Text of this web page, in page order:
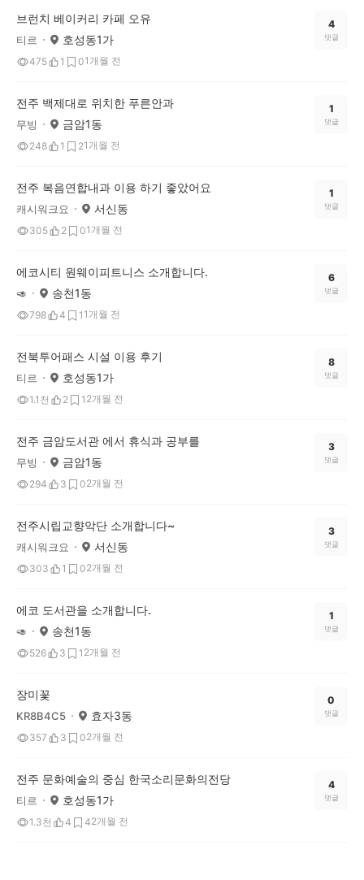
브런치 베이커리 카페 오유
티르 호성동1가
475 1 01개월 전
4
댓글
전주 백제대로 위치한 푸른안과
무빙 금암1동
248 1 21개월 전
1
댓글
전주 복음연합내과 이용 하기 좋았어요
캐시워크요 서신동
305 2 01개월 전
1
댓글
에코시티 원웨이피트니스 소개합니다.
🥑 송천1동
798 4 1 1개월 전
6
댓글
전북투어패스 시설 이용 후기
티르 호성동1가
1.1천 2 1 2개월 전
8
댓글
전주 금암도서관 에서 휴식과 공부를
무빙 금암1동
294 3 02개월 전
3
댓글
전주시립교향악단 소개합니다~
캐시워크요 서신동
303 1 02개월 전
3
댓글
에코 도서관을 소개합니다.
🥑 송천1동
526 3 1 2개월 전
1
댓글
장미꽃
KR8B4C5 효자3동
357 3 02개월 전
0
댓글
전주 문화예술의 중심 한국소리문화의전당
티르 호성동1가
1.3천 4 42개월 전
4
댓글